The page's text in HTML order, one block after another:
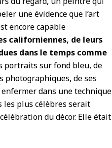
une évidence que l’art
encore capable
californiennes, de leurs
dans le temps comme
portraits sur fond bleu, de
photographiques, de ses
dans une technique
les plus célèbres serait
du décor. Elle était